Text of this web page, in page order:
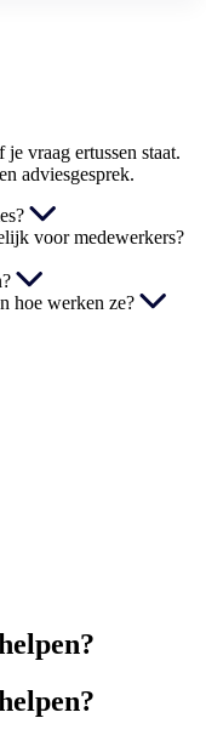
vraag ertussen staat.
adviesgesprek.
voor medewerkers?
hoe werken ze?